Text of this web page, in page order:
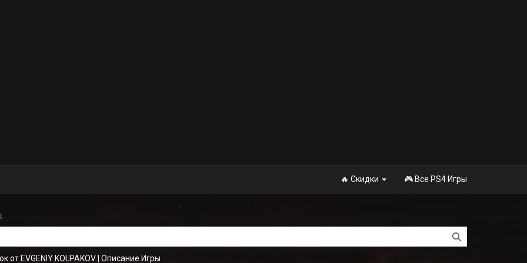
🔥 Скидки 🎮 Все PS4 Игры
от EVGENIY KOLPAKOV Описание Игры